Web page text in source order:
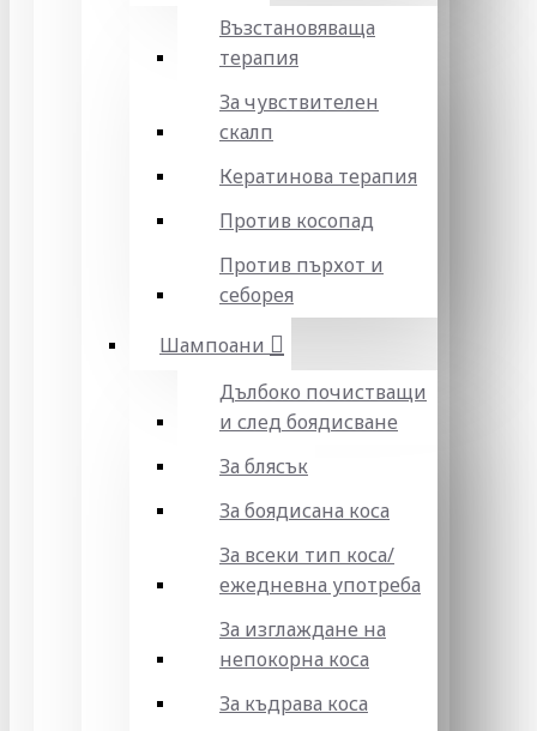
Възстановяваща
терапия
За чувствителен
скалп
Кератинова терапия
Против косопад
Против пърхот и
себорея
Шампоани
Дълбоко почистващи
и след боядисване
За блясък
За боядисана коса
За всеки тип коса/
ежедневна употреба
За изглаждане на
непокорна коса
За къдрава коса